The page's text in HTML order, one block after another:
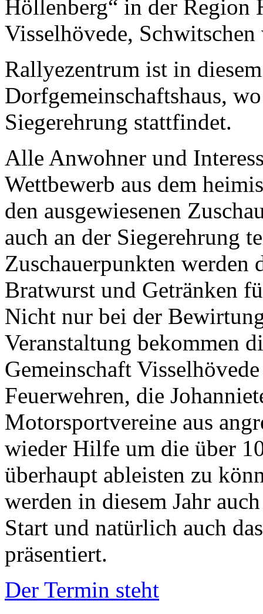
Höllenberg“ in der Region
Visselhövede,
Rallyezentrum ist in
Dorfgemeinschaftshaus,
Siegerehrung stattfindet.
Alle Anwohner und
Wettbewerb aus dem
den ausgewiesenen
auch an der Siegerehrung
Zuschauerpunkten
Bratwurst und Getränken
Nicht nur bei der
Veranstaltung bekommen
Gemeinschaft
Feuerwehren, die
Motorsportvereine aus
wieder Hilfe um die über
überhaupt ableisten zu
werden in diesem Jahr
Start und natürlich auch
präsentiert.
Der Termin steht